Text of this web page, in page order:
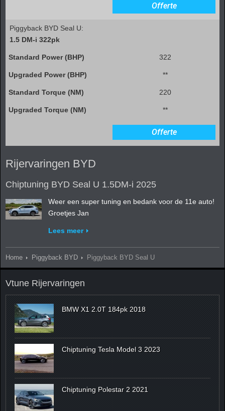
Offerte
Piggyback BYD Seal U:
1.5 DM-i 322pk
322
**
220
**
Offerte
Rijervaringen BYD
Chiptuning BYD Seal U 1.5DM-i 2025
Weer een super tuning en bedank voor de 11e auto!
Groetjes Jan
Lees meer
Home Piggyback BYD Piggyback BYD Seal U
Vtune Rijervaringen
BMW X1 2.0T 184pk 2018
Chiptuning Tesla Model 3 2023
Chiptuning Polestar 2 2021